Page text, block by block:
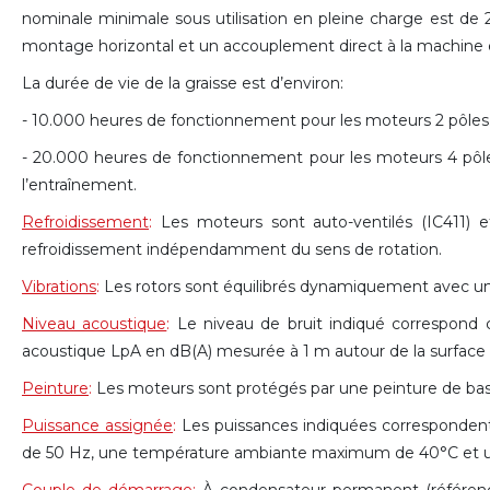
nominale minimale sous utilisation en pleine charge est
montage horizontal et un accouplement direct à la machine
La durée de vie de la graisse est d’environ:
- 10.000 heures de fonctionnement pour les moteurs 2
- 20.000 heures de fonctionnement pour les moteurs 4
l’entraînement.
Refroidissement: Les moteurs sont auto-ventilés
refroidissement indépendamment du sens de rotation.
Vibrations: Les rotors sont équilibrés dynamiquement avec
Niveau acoustique: Le niveau de bruit indiqué
acoustique LpA en dB(A) mesurée à 1 m autour de la
Peinture: Les moteurs sont protégés par une peinture de
Puissance assignée: Les puissances indiquées
de 50 Hz, une température ambiante maximum de 40°C et